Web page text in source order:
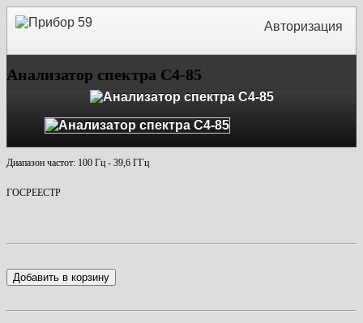
Авторизация
Анализатор спектра С4-85
Диапазон частот: 100 Гц - 39,6 ГГц
ГОСРЕЕСТР
Добавить в корзину